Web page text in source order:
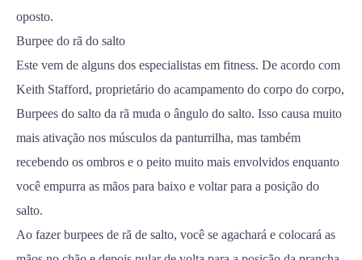
oposto.
Burpee do rã do salto
Este vem de alguns dos especialistas em fitness. De acordo com
Keith Stafford, proprietário do acampamento do corpo do corpo,
Burpees do salto da rã muda o ângulo do salto. Isso causa muito
mais ativação nos músculos da panturrilha, mas também
recebendo os ombros e o peito muito mais envolvidos enquanto
você empurra as mãos para baixo e voltar para a posição do
salto.
Ao fazer burpees de rã de salto, você se agachará e colocará as